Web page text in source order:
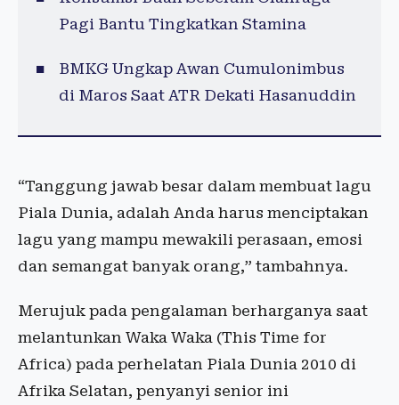
Pagi Bantu Tingkatkan Stamina
BMKG Ungkap Awan Cumulonimbus
di Maros Saat ATR Dekati Hasanuddin
“Tanggung jawab besar dalam membuat lagu
Piala Dunia, adalah Anda harus menciptakan
lagu yang mampu mewakili perasaan, emosi
dan semangat banyak orang,” tambahnya.
Merujuk pada pengalaman berharganya saat
melantunkan Waka Waka (This Time for
Africa) pada perhelatan Piala Dunia 2010 di
Afrika Selatan, penyanyi senior ini